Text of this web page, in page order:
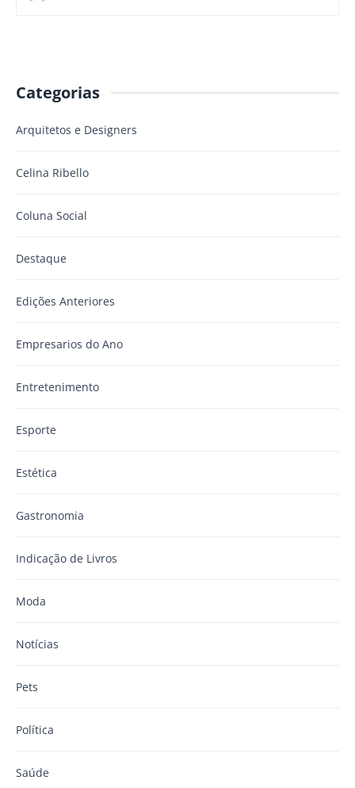
Categorias
Arquitetos e Designers
Celina Ribello
Coluna Social
Destaque
Edições Anteriores
Empresarios do Ano
Entretenimento
Esporte
Estética
Gastronomia
Indicação de Livros
Moda
Notícias
Pets
Política
Saúde